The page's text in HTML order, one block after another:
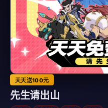
天天送100元
先生请出山